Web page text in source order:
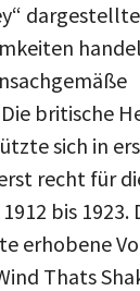
britische
sich in
recht für
bis 1923.
erhobene
Thats